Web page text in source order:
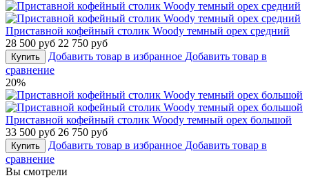
Приставной кофейный столик Woody темный орех средний
28 500 руб 22 750 руб
Купить Добавить товар в избранное Добавить товар в
сравнение
20%
Приставной кофейный столик Woody темный орех большой
33 500 руб 26 750 руб
Купить Добавить товар в избранное Добавить товар в
сравнение
Вы смотрели